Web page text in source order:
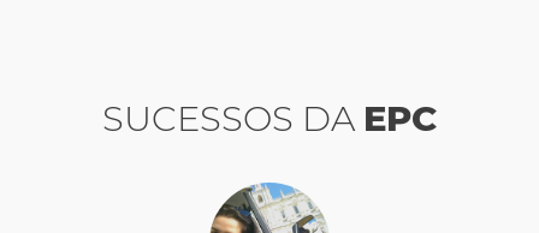
SUCESSOS DA EPC